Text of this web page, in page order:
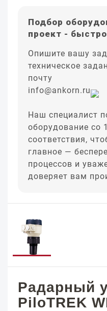
Подбор
проект -
Опишите вашу
техническое
почту
info@ankorn.ru
Наш специалист
оборудование со
соответствия,
главное —
процессов и
доверяет вам
Радарный
PiloTREK